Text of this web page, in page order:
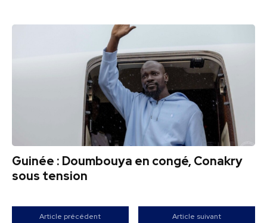
Guinée : Doumbouya en congé, Conakry
sous tension
Article précédent Article suivant